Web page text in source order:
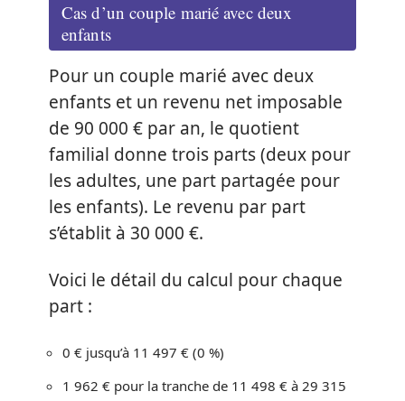
Cas d’un couple marié avec deux
enfants
Pour un couple marié avec deux
enfants et un revenu net imposable
de 90 000 € par an, le quotient
familial donne trois parts (deux pour
les adultes, une part partagée pour
les enfants). Le revenu par part
s’établit à 30 000 €.
Voici le détail du calcul pour chaque
part :
0 € jusqu’à 11 497 € (0 %)
1 962 € pour la tranche de 11 498 € à 29 315